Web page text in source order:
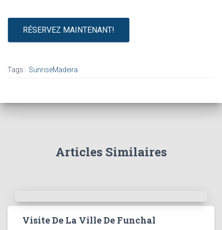
RÉSERVEZ MAINTENANT!
Tags: SunriseMadeira
Articles Similaires
Visite De La Ville De Funchal